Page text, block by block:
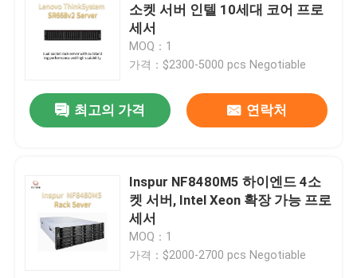
소켓 서버 인텔 10세대 코어 프로
세서
MOQ：1
가격：$2300-5000 pcs Negotiable
최고의 가격 연락처
Inspur NF8480M5 하이엔드 4소
켓 서버, Intel Xeon 확장 가능 프로
세서
MOQ：1
가격：$2000-2700 pcs Negotiable